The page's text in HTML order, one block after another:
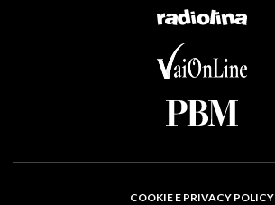
COOKIE E PRIVACY POLICY